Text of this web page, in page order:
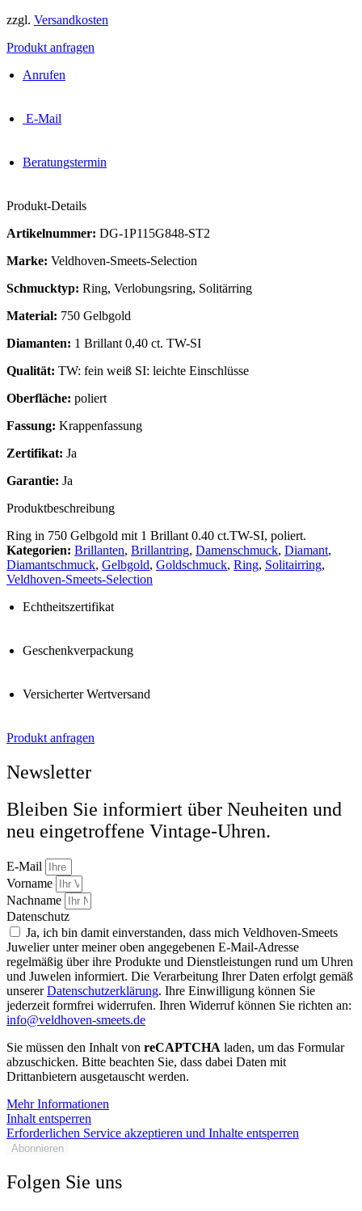
zzgl. Versandkosten
Produkt anfragen
Anrufen
E-Mail
Beratungstermin
Produkt-Details
Artikelnummer: DG-1P115G848-ST2
Marke: Veldhoven-Smeets-Selection
Schmucktyp: Ring, Verlobungsring, Solitärring
Material: 750 Gelbgold
Diamanten: 1 Brillant 0,40 ct. TW-SI
Qualität: TW: fein weiß SI: leichte Einschlüsse
Oberfläche: poliert
Fassung: Krappenfassung
Zertifikat: Ja
Garantie: Ja
Produktbeschreibung
Ring in 750 Gelbgold mit 1 Brillant 0.40 ct.TW-SI, poliert.
Kategorien: Brillanten, Brillantring, Damenschmuck, Diamant,
Diamantschmuck, Gelbgold, Goldschmuck, Ring, Solitairring,
Veldhoven-Smeets-Selection
Echtheitszertifikat
Geschenkverpackung
Versicherter Wertversand
Produkt anfragen
Newsletter
Bleiben Sie informiert über Neuheiten und
neu eingetroffene Vintage-Uhren.
E-Mail
Vorname
Nachname
Datenschutz
Ja, ich bin damit einverstanden, dass mich Veldhoven-Smeets
Juwelier unter meiner oben angegebenen E-Mail-Adresse
regelmäßig über ihre Produkte und Dienstleistungen rund um Uhren
und Juwelen informiert. Die Verarbeitung Ihrer Daten erfolgt gemäß
unsererDatenschutzerklärung. Ihre Einwilligung können Sie
jederzeit formfrei widerrufen. Ihren Widerruf können Sie richten an:
info@veldhoven-smeets.de
Sie müssen den Inhalt von reCAPTCHA laden, um das Formular
abzuschicken. Bitte beachten Sie, dass dabei Daten mit
Drittanbietern ausgetauscht werden.
Mehr Informationen
Inhalt entsperren
Erforderlichen Service akzeptieren und Inhalte entsperren
Abonnieren
Folgen Sie uns